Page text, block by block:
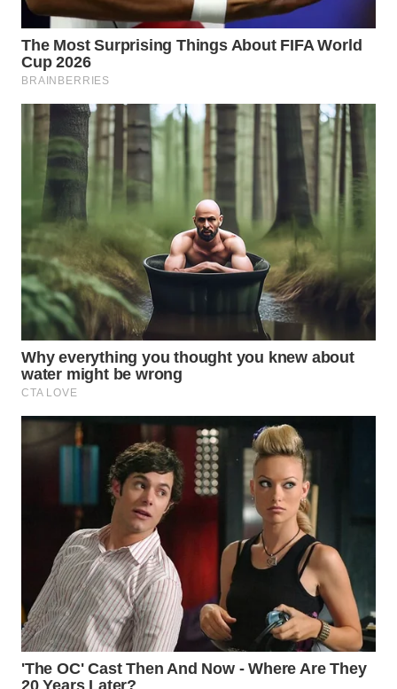
SOLO
WN
BOROBUDUR
MADURA
WN
NATUNA
WN
BINTAN
WN
WN
WN
LABUANBAJO
WN
BORNEO
Wahana
Media
Group